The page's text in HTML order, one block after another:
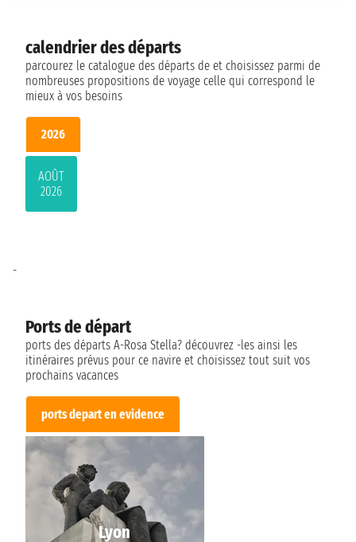
calendrier des départs
parcourez le catalogue des départs de et choisissez parmi de
nombreuses propositions de voyage celle qui correspond le
mieux à vos besoins
2026
AOÛT
2026
Ports de départ
ports des départs A-Rosa Stella? découvrez -les ainsi les
itinéraires prévus pour ce navire et choisissez tout suit vos
prochains vacances
ports depart en evidence
Lyon
-